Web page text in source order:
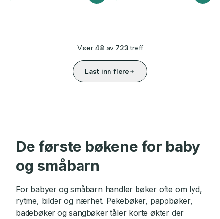
Viser 48 av 723treff
Last inn flere
De første bøkene for baby
og småbarn
For babyer og småbarn handler bøker ofte om lyd,
rytme, bilder og nærhet. Pekebøker, pappbøker,
badebøker og sangbøker tåler korte økter der